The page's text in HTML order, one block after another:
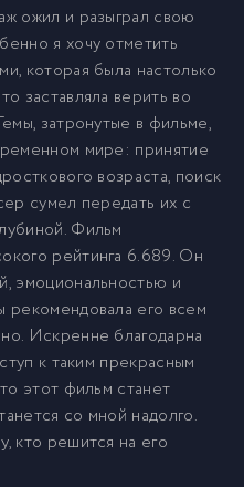
ожил и разыграл свою
я хочу отметить
которая была настолько
заставляла верить во
затронутые в фильме,
мире: принятие
возраста, поиск
сумел передать их с
Фильм
рейтинга 6.689. Он
эмоциональностью и
рекомендовала его всем
Искренне благодарна
к таким прекрасным
этот фильм станет
со мной надолго.
кто решится на его